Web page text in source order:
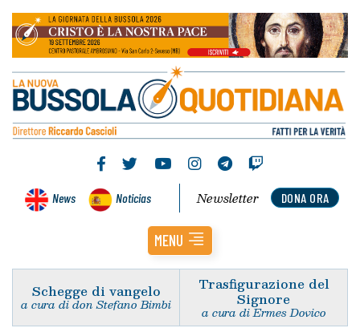
News Noticias DONA ORA
Newsletter
MENU
Schegge di vangelo
a cura di don Stefano Bimbi
Trasfigurazione del
Signore
a cura di Ermes Dovico